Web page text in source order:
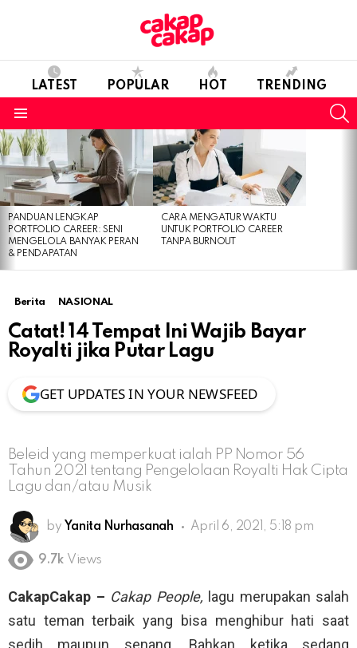
LATEST POPULAR HOT TRENDING
LATEST
STORIES
PANDUAN LENGKAP
PORTFOLIO CAREER: SENI
MENGELOLA BANYAK PERAN
& PENDAPATAN
CARA MENGATUR WAKTU
UNTUK PORTFOLIO CAREER
TANPA BURNOUT
Berita NASIONAL
Catat! 14 Tempat Ini Wajib Bayar
Royalti jika Putar Lagu
GET UPDATES IN YOUR NEWSFEED
Beleid yang memperkuat ialah PP Nomor 56
Tahun 2021 tentang Pengelolaan Royalti Hak Cipta
Lagu dan/atau Musik
by Yanita Nurhasanah April 6, 2021, 5:18 pm
9.7k Views
CakapCakap – Cakap People, lagu merupakan salah
satu teman terbaik yang bisa menghibur hati saat